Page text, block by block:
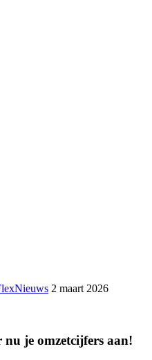
2 maart 2026
nu je omzetcijfers aan!